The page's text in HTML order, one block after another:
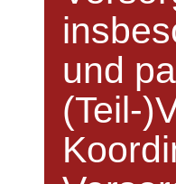
und
(Teil-